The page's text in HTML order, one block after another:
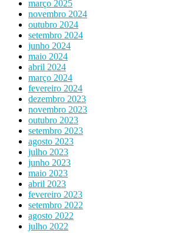
março 2025
novembro 2024
outubro 2024
setembro 2024
junho 2024
maio 2024
abril 2024
março 2024
fevereiro 2024
dezembro 2023
novembro 2023
outubro 2023
setembro 2023
agosto 2023
julho 2023
junho 2023
maio 2023
abril 2023
fevereiro 2023
setembro 2022
agosto 2022
julho 2022